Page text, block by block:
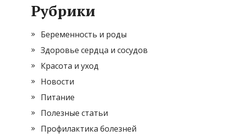
Рубрики
Беременность и роды
Здоровье сердца и сосудов
Красота и уход
Новости
Питание
Полезные статьи
Профилактика болезней